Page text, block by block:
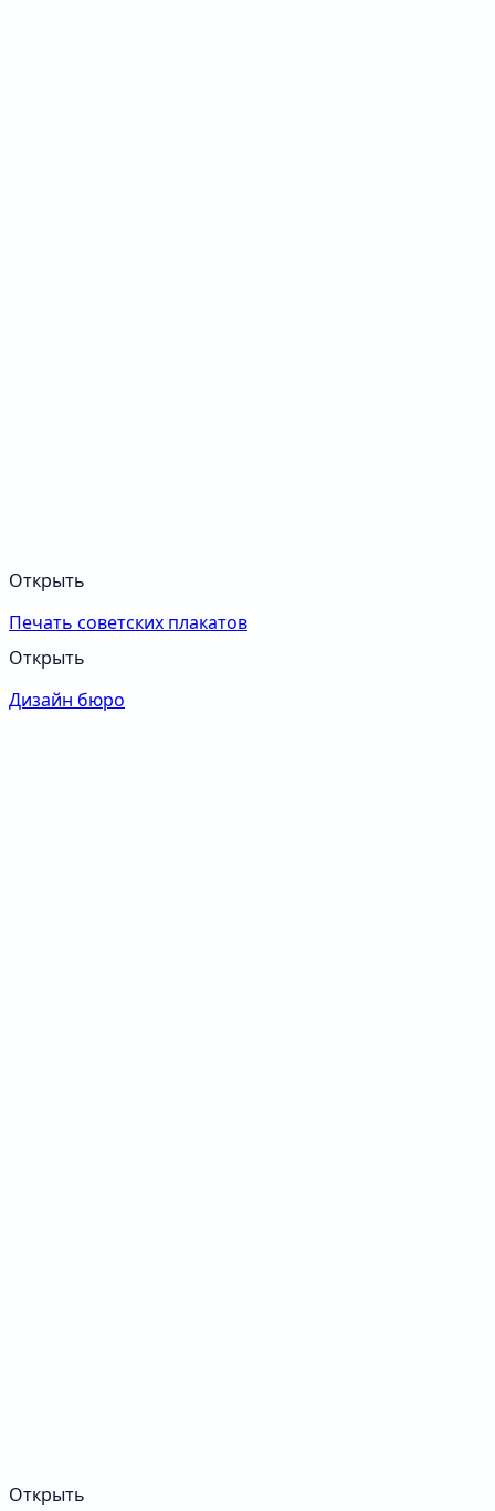
Открыть
Печать советских плакатов
Открыть
Дизайн бюро
Открыть